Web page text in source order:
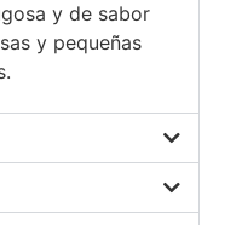
y de sabor
y pequeñas